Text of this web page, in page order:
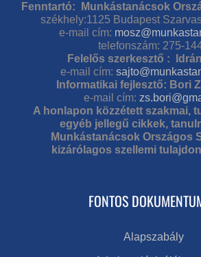
Fenntartó: Munkástanácsok
székhely:1125 Budapest
e-mail cím:
telefonszám: 275-
Felelős szerkesztő :
e-mail cím:
Informatikai fejlesztő: Bori
e-mail cím:
A honlapon közzétett szakmai,
egyéb jellegű cikkek,
Munkástanácsok Országos
kizárólagos szellemi
FONTOS
Alapszabály